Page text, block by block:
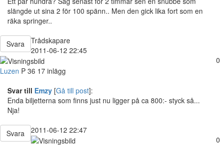
slängde ut sina 2 för 100 spänn.. Men den gick lika fort som en
räka springer..
Svara
Trådskapare
2011-06-12 22:45
0
Luzen P 36 17 inlägg
Svar till Emzy [Gå till post]:
Enda biljetterna som finns just nu ligger på ca 800:- styck så...
Nja!
Svara
2011-06-12 22:47
0